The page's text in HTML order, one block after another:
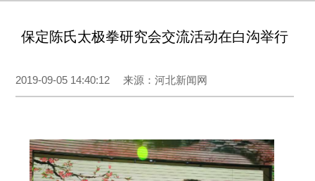
保定陈氏太极拳研究会交流活动在白沟举行
2019-09-05 14:40:12 来源：河北新闻网